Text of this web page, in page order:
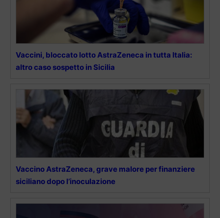
Vaccini, bloccato lotto AstraZeneca in tutta Italia:
altro caso sospetto in Sicilia
Vaccino AstraZeneca, grave malore per finanziere
siciliano dopo l’inoculazione